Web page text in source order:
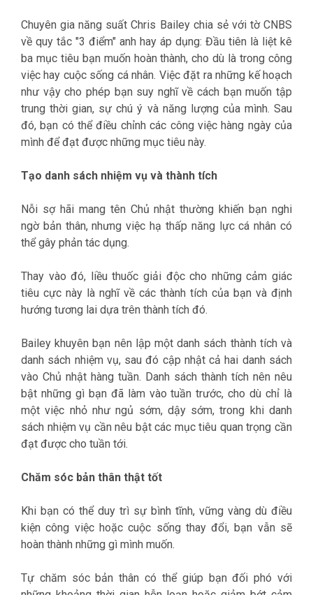
Chuyên gia năng suất Chris Bailey chia sẻ với tờ CNBS
về quy tắc "3 điểm" anh hay áp dụng: Đầu tiên là liệt kê
ba mục tiêu bạn muốn hoàn thành, cho dù là trong công
việc hay cuộc sống cá nhân. Việc đặt ra những kế hoạch
như vậy cho phép bạn suy nghĩ về cách bạn muốn tập
trung thời gian, sự chú ý và năng lượng của mình. Sau
đó, bạn có thể điều chỉnh các công việc hàng ngày của
mình để đạt được những mục tiêu này.
Tạo danh sách nhiệm vụ và thành tích
Nỗi sợ hãi mang tên Chủ nhật thường khiến bạn nghi
ngờ bản thân, nhưng việc hạ thấp năng lực cá nhân có
thể gây phản tác dụng.
Thay vào đó, liều thuốc giải độc cho những cảm giác
tiêu cực này là nghĩ về các thành tích của bạn và định
hướng tương lai dựa trên thành tích đó.
Bailey khuyên bạn nên lập một danh sách thành tích và
danh sách nhiệm vụ, sau đó cập nhật cả hai danh sách
vào Chủ nhật hàng tuần. Danh sách thành tích nên nêu
bật những gì bạn đã làm vào tuần trước, cho dù chỉ là
một việc nhỏ như ngủ sớm, dậy sớm, trong khi danh
sách nhiệm vụ cần nêu bật các mục tiêu quan trọng cần
đạt được cho tuần tới.
Chăm sóc bản thân thật tốt
Khi bạn có thể duy trì sự bình tĩnh, vững vàng dù điều
kiện công việc hoặc cuộc sống thay đổi, bạn vẫn sẽ
hoàn thành những gì mình muốn.
Tự chăm sóc bản thân có thể giúp bạn đối phó với